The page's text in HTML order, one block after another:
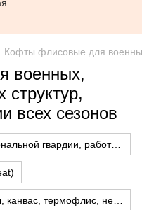
Кофты флисовые для
военных,
структур,
всех сезонов
Одежда для военных, национальной гвардии, работников охранных структур, полиции